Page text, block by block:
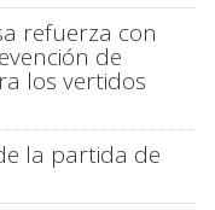
refuerza con
de
los vertidos
la partida de